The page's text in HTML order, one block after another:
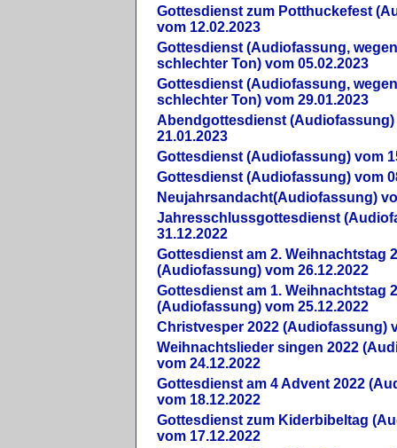
Gottesdienst zum Potthuckefest
vom 12.02.2023
Gottesdienst (Audiofassung,
schlechter Ton) vom 05.02.2023
Gottesdienst (Audiofassung,
schlechter Ton) vom 29.01.2023
Abendgottesdienst (Audiofassung)
21.01.2023
Gottesdienst (Audiofassung) vom
Gottesdienst (Audiofassung) vom
Neujahrsandacht(Audiofassung)
Jahresschlussgottesdienst
31.12.2022
Gottesdienst am 2. Weihnachtstag
(Audiofassung) vom 26.12.2022
Gottesdienst am 1. Weihnachtstag
(Audiofassung) vom 25.12.2022
Christvesper 2022 (Audiofassung)
Weihnachtslieder singen 2022
vom 24.12.2022
Gottesdienst am 4 Advent 2022
vom 18.12.2022
Gottesdienst zum Kiderbibeltag
vom 17.12.2022